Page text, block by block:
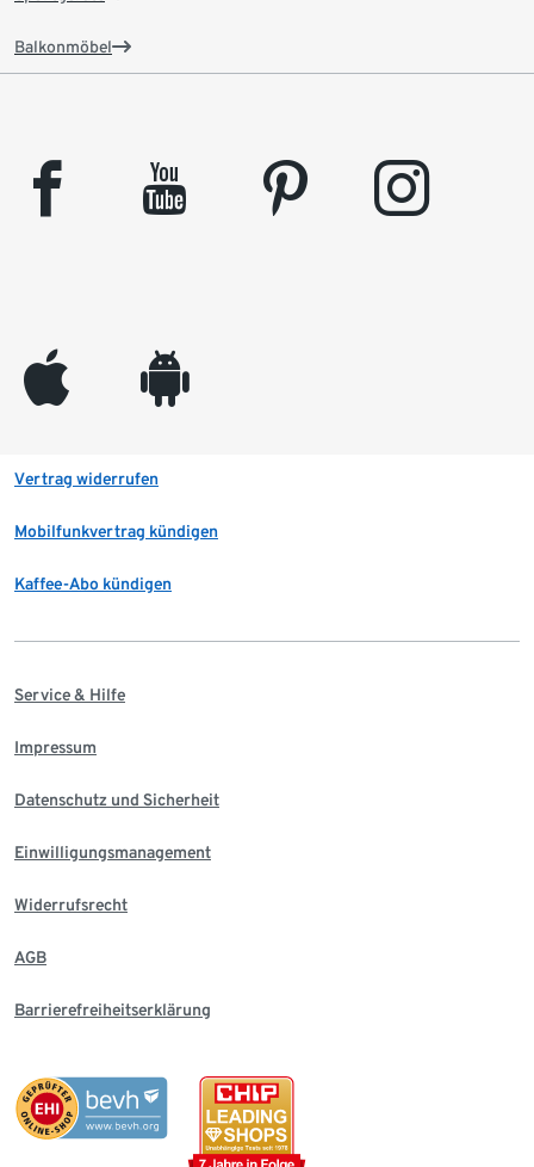
Balkonmöbel
facebook youtube pinterest instagram
appleinc android
Vertrag widerrufen
Mobilfunkvertrag kündigen
Kaffee-Abo kündigen
Service & Hilfe
Impressum
Datenschutz und Sicherheit
Einwilligungsmanagement
Widerrufsrecht
AGB
Barrierefreiheitserklärung